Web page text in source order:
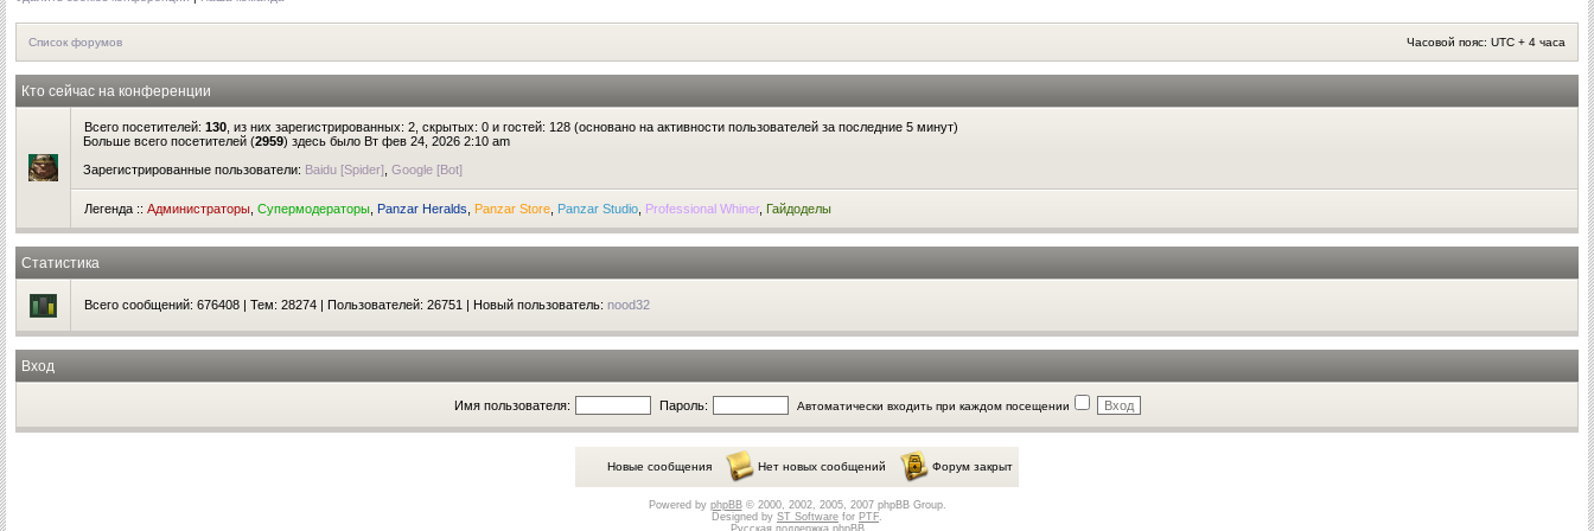
Список форумов Часовой пояс: UTC + 4 часа
Кто сейчас на конференции
Всего посетителей: 130 , из них зарегистрированных: 2, скрытых: 0 и гостей: 128 (основано на активности пользователей за последние 5 минут)
Больше всего посетителей (2959) здесь было Вт фев 24, 2026 2:10 am
Зарегистрированные пользователи: Baidu [Spider] Google [Bot]
Легенда :: Администраторы Супермодераторы Panzar Heralds Panzar Store Panzar Studio Professional Whiner, Гайдоделы
Статистика
Всего сообщений: 676408 | Тем: 28274 | Пользователей: 26751 | Новый пользователь: nood32
Вход
Имя пользователя: Пароль: Автоматически входить при каждом посещении
Новые сообщения Нет новых сообщений Форум закрыт
Powered by phpBB© 2000, 2002, 2005, 2007 phpBB Group.
Designed by ST Software for PTF.
Русская поддержка phpBB